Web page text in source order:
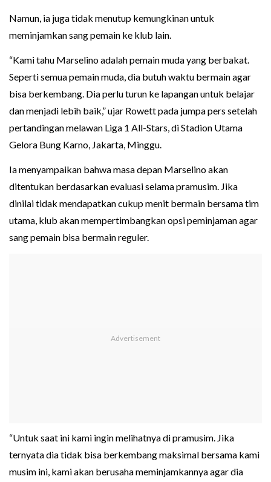
Namun, ia juga tidak menutup kemungkinan untuk
meminjamkan sang pemain ke klub lain.
“Kami tahu Marselino adalah pemain muda yang berbakat.
Seperti semua pemain muda, dia butuh waktu bermain agar
bisa berkembang. Dia perlu turun ke lapangan untuk belajar
dan menjadi lebih baik,” ujar Rowett pada jumpa pers setelah
pertandingan melawan Liga 1 All-Stars, di Stadion Utama
Gelora Bung Karno, Jakarta, Minggu.
Ia menyampaikan bahwa masa depan Marselino akan
ditentukan berdasarkan evaluasi selama pramusim. Jika
dinilai tidak mendapatkan cukup menit bermain bersama tim
utama, klub akan mempertimbangkan opsi peminjaman agar
sang pemain bisa bermain reguler.
“Untuk saat ini kami ingin melihatnya di pramusim. Jika
ternyata dia tidak bisa berkembang maksimal bersama kami
musim ini, kami akan berusaha meminjamkannya agar dia